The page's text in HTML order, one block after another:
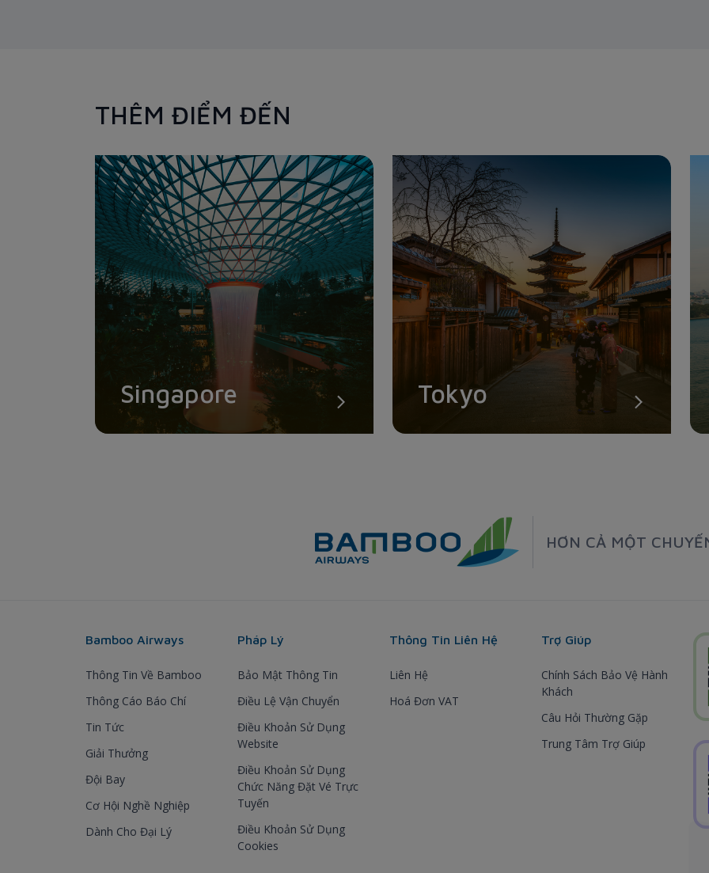
THÊM ĐIỂM ĐẾN
Singapore Tokyo
HƠN CẢ MỘT
Bamboo Airways
Thông Tin Về Bamboo
Thông Cáo Báo Chí
Tin Tức
Giải Thưởng
Đội Bay
Cơ Hội Nghề Nghiệp
Dành Cho Đại Lý
Pháp Lý
Bảo Mật Thông Tin
Điều Lệ Vận Chuyển
Điều Khoản Sử Dụng
Website
Điều Khoản Sử Dụng
Chức Năng Đặt Vé Trực
Tuyến
Điều Khoản Sử Dụng
Cookies
Thông Tin Liên Hệ
Liên Hệ
Hoá Đơn VAT
Trợ Giúp
Chính Sách Bảo Vệ Hành
Khách
Câu Hỏi Thường Gặp
Trung Tâm Trợ Giúp